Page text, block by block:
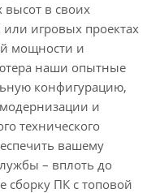
высот в своих
игровых проектах
мощности и
наши опытные
конфигурацию,
и
технического
вашему
– вплоть до
сборку ПК с топовой